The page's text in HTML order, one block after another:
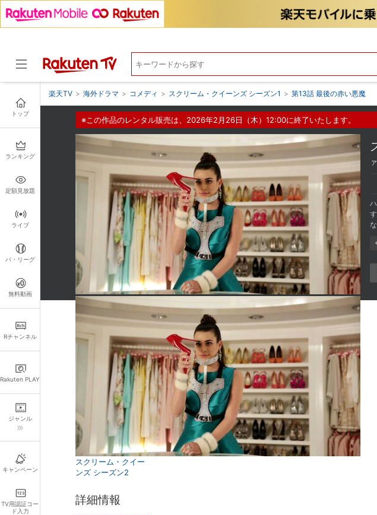
トップ
ランキング
定額見放題
ライブ
パ・リーグ
無料動画
Rチャンネル
Rakuten PLAY
ジャンル
キャンペーン
TV用認証コー
ド入力
楽天TV > 海外ドラマ > コメディ > スクリーム・クイーンズ シーズン1 > 第13話 最後の赤い悪魔
※この作品のレンタル販売は、2026年2月26日（木）12:00に終了いたします。
関連作品
スクリーム・クイー
ンズ シーズン2
詳細情報